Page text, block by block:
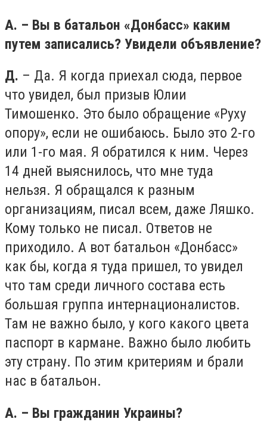
А. – Вы в батальон «Донбасс» каким
путем записались? Увидели объявление?
Д. – Да. Я когда приехал сюда, первое
что увидел, был призыв Юлии
Тимошенко. Это было обращение «Руху
опору», если не ошибаюсь. Было это 2-го
или 1-го мая. Я обратился к ним. Через
14 дней выяснилось, что мне туда
нельзя. Я обращался к разным
организациям, писал всем, даже Ляшко.
Кому только не писал. Ответов не
приходило. А вот батальон «Донбасс»
как бы, когда я туда пришел, то увидел
что там среди личного состава есть
большая группа интернационалистов.
Там не важно было, у кого какого цвета
паспорт в кармане. Важно было любить
эту страну. По этим критериям и брали
нас в батальон.
А. – Вы гражданин Украины?